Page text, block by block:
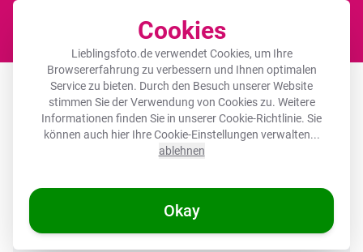
Cookies
Lieblingsfoto.de verwendet Cookies, um Ihre
Browsererfahrung zu verbessern und Ihnen optimalen
Service zu bieten. Durch den Besuch unserer Website
stimmen Sie der Verwendung von Cookies zu. Weitere
Informationen finden Sie in unsererCookie-Richtlinie. Sie
können auch hier Ihre Cookie-Einstellungen verwalten...
ablehnen
Okay
Leinwandbild - Formen - Abstrakt -
Punkte - Blau
🌞 SOMMERDEALS